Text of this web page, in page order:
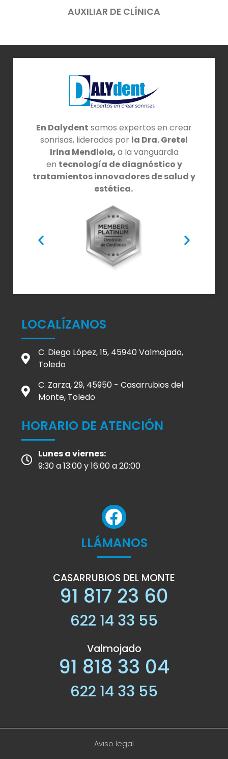
AUXILIAR DE CLÍNICA
En Dalydent somos expertos en crear
sonrisas, liderados por la Dra. Gretel
Irina Mendiola, a la vanguardia
en tecnología de diagnóstico y
tratamientos innovadores de salud y
estética.
LOCALÍZANOS
C. Diego López, 15, 45940 Valmojado,
Toledo
C. Zarza, 29, 45950 - Casarrubios del
Monte, Toledo
HORARIO DE ATENCIÓN
Lunes a viernes:
9:30 a 13:00 y 16:00 a 20:00
LLÁMANOS
CASARRUBIOS DEL MONTE
91 817 23 60
622 14 33 55
Valmojado
91 818 33 04
622 14 33 55
Aviso legal